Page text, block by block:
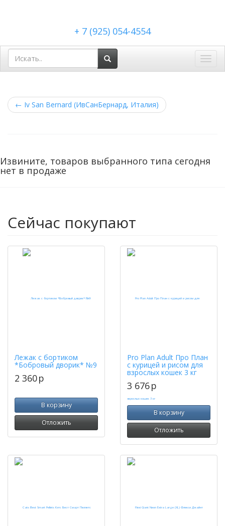
+ 7 (925) 054-4554
← Iv San Bernard (ИвСанБернард, Италия)
Извините, товаров выбранного типа сегодня
нет в продаже
Сейчас покупают
Лежак с бортиком
*Бобровый дворик* №9
2 360p
В корзину
Отложить
Pro Plan Adult Про План
с курицей и рисом для
взрослых кошек 3 кг
3 676p
В корзину
Отложить